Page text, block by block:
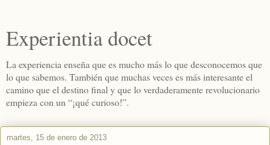
Experientia docet
La experiencia enseña que es mucho más lo que desconocemos que
lo que sabemos. También que muchas veces es más interesante el
camino que el destino final y que lo verdaderamente revolucionario
empieza con un “¡qué curioso!”.
martes, 15 de enero de 2013